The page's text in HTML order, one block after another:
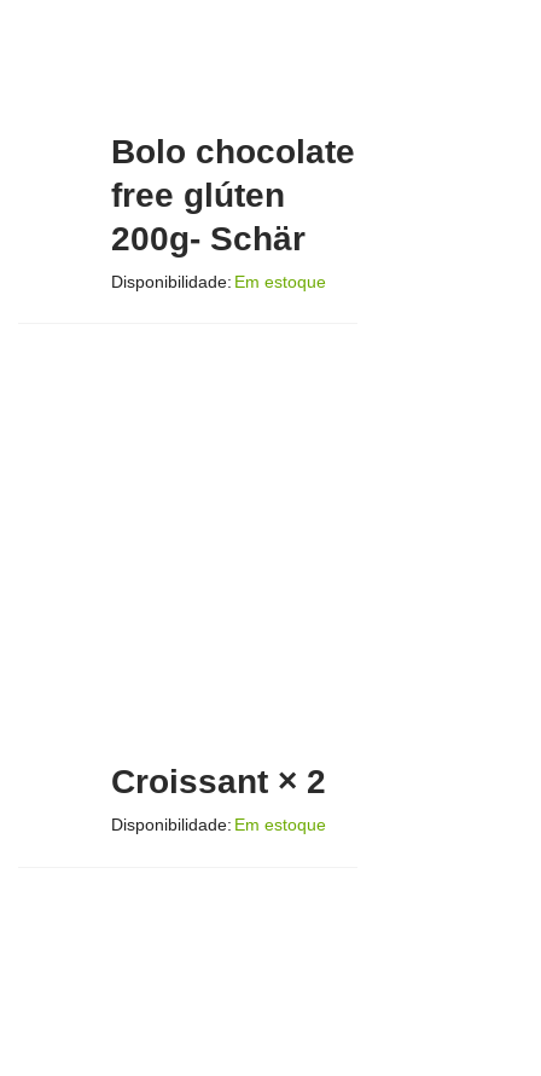
Bolo chocolate
free glúten
200g- Schär
Disponibilidade: Em estoque
Croissant × 2
Disponibilidade: Em estoque